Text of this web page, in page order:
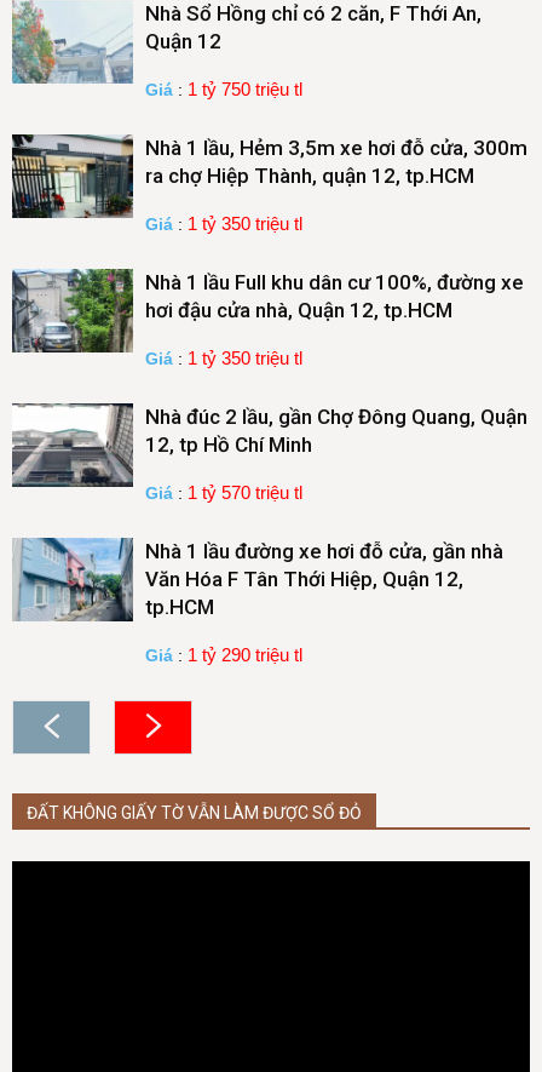
Nhà Sổ Hồng chỉ có 2 căn, F Thới An,
Quận 12
Giá : 1 tỷ 750 triệu tl
Nhà 1 lầu, Hẻm 3,5m xe hơi đỗ cửa, 300m
ra chợ Hiệp Thành, quận 12, tp.HCM
Giá : 1 tỷ 350 triệu tl
Nhà 1 lầu Full khu dân cư 100%, đường xe
hơi đậu cửa nhà, Quận 12, tp.HCM
Giá : 1 tỷ 350 triệu tl
Nhà đúc 2 lầu, gần Chợ Đông Quang, Quận
12, tp Hồ Chí Minh
Giá : 1 tỷ 570 triệu tl
Nhà 1 lầu đường xe hơi đỗ cửa, gần nhà
Văn Hóa F Tân Thới Hiệp, Quận 12,
tp.HCM
Giá : 1 tỷ 290 triệu tl
ĐẤT KHÔNG GIẤY TỜ VẪN LÀM ĐƯỢC SỔ ĐỎ